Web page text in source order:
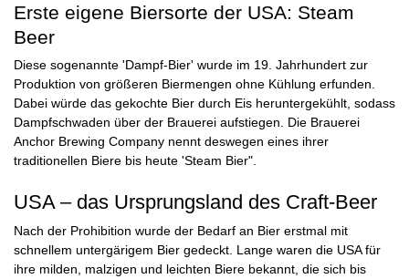
Erste eigene Biersorte der USA: Steam
Beer
Diese sogenannte 'Dampf-Bier' wurde im 19. Jahrhundert zur
Produktion von größeren Biermengen ohne Kühlung erfunden.
Dabei würde das gekochte Bier durch Eis heruntergekühlt, sodass
Dampfschwaden über der Brauerei aufstiegen. Die Brauerei
Anchor Brewing Company nennt deswegen eines ihrer
traditionellen Biere bis heute 'Steam Bier".
USA – das Ursprungsland des Craft-Beer
Nach der Prohibition wurde der Bedarf an Bier erstmal mit
schnellem untergärigem Bier gedeckt. Lange waren die USA für
ihre milden, malzigen und leichten Biere bekannt, die sich bis